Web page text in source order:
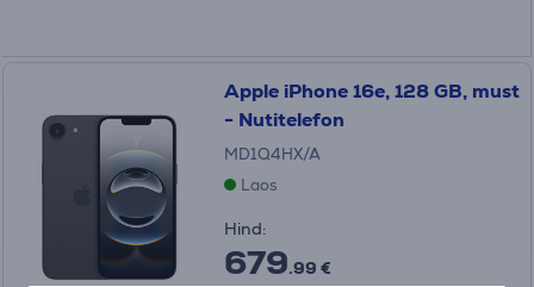
Apple iPhone 16e, 128 GB, must
- Nutitelefon
MD1Q4HX/A
Laos
Hind:
679.99 €